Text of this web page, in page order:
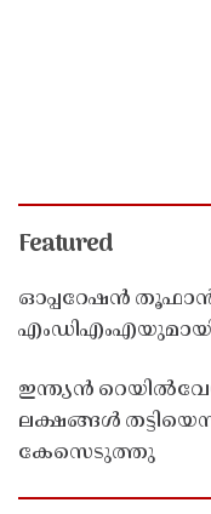
Featured
ഓപ്പറേഷൻ
ഇന്ത്യൻ
ലക്ഷങ്ങൾ
കേസെടുത്തു